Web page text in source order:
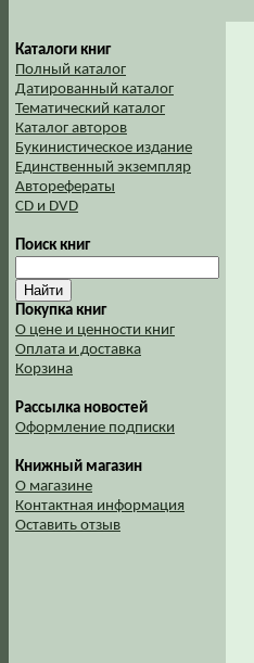
Каталоги книг
Полный каталог
Датированный каталог
Тематический каталог
Каталог авторов
Букинистическое издание
Единственный экземпляр
Авторефераты
CD и DVD
Поиск книг
Покупка книг
О цене и ценности книг
Оплата и доставка
Корзина
Рассылка новостей
Оформление подписки
Книжный магазин
О магазине
Контактная информация
Оставить отзыв